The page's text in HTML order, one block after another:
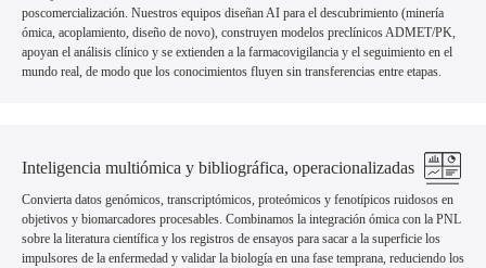
poscomercialización. Nuestros equipos diseñan AI para el descubrimiento (minería
ómica, acoplamiento, diseño de novo), construyen modelos preclínicos ADMET/PK,
apoyan el análisis clínico y se extienden a la farmacovigilancia y el seguimiento en el
mundo real, de modo que los conocimientos fluyen sin transferencias entre etapas.
Inteligencia multiómica y bibliográfica, operacionalizadas
Convierta datos genómicos, transcriptómicos, proteómicos y fenotípicos ruidosos en
objetivos y biomarcadores procesables. Combinamos la integración ómica con la PNL
sobre la literatura científica y los registros de ensayos para sacar a la superficie los
impulsores de la enfermedad y validar la biología en una fase temprana, reduciendo los